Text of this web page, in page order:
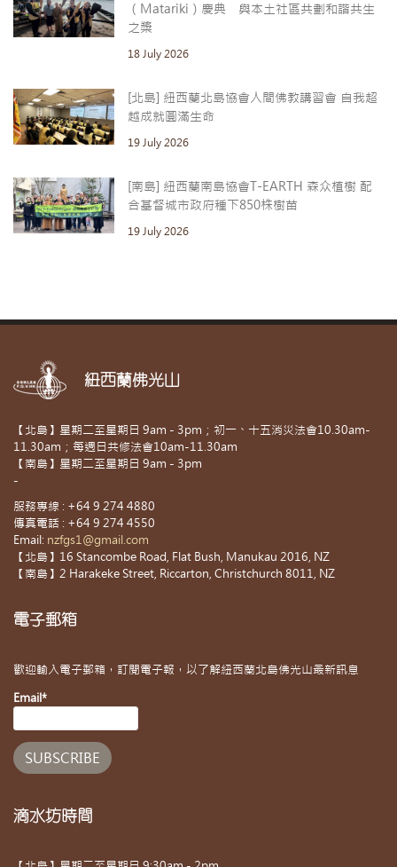
（Matariki）慶典 與本土社區共劃和諧共生
之槳
18 July 2026
[北島] 紐西蘭北島協會人間佛教講習會 自我超
越成就圓滿生命
19 July 2026
[南島] 紐西蘭南島協會T-EARTH 森众植樹 配
合基督城市政府種下850株樹苗
19 July 2026
紐西蘭佛光山
【北島】星期二至星期日 9am - 3pm；初一、十五消災法會10.30am-
11.30am；每週日共修法會10am-11.30am
【南島】星期二至星期日 9am - 3pm
-
服務專線 : +64 9 274 4880
傳真電話 : +64 9 274 4550
Email: nzfgs1@gmail.com
【北島】16 Stancombe Road, Flat Bush, Manukau 2016, NZ
【南島】2 Harakeke Street, Riccarton, Christchurch 8011, NZ
電子郵箱
歡迎輸入電子郵箱，訂閱電子報，以了解紐西蘭北島佛光山最新訊息
Email*
滴水坊時間